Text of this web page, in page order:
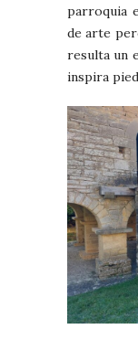
parroquia
de arte
resulta un
inspira